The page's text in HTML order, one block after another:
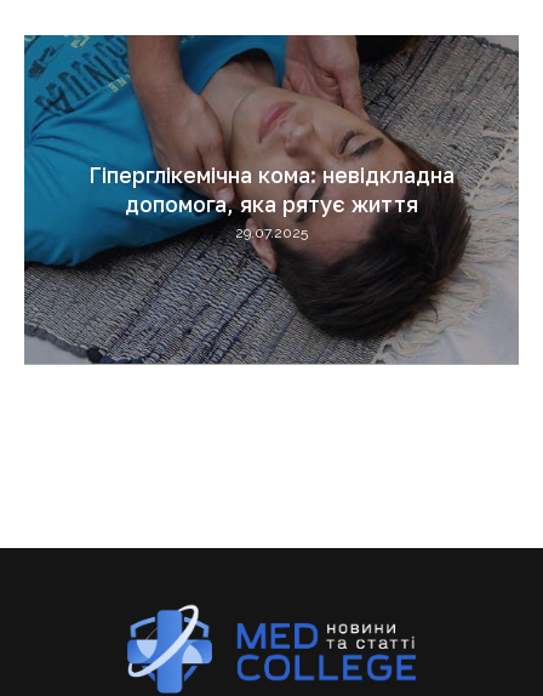
Гіперглікемічна кома: невідкладна
допомога, яка рятує життя
29.07.2025